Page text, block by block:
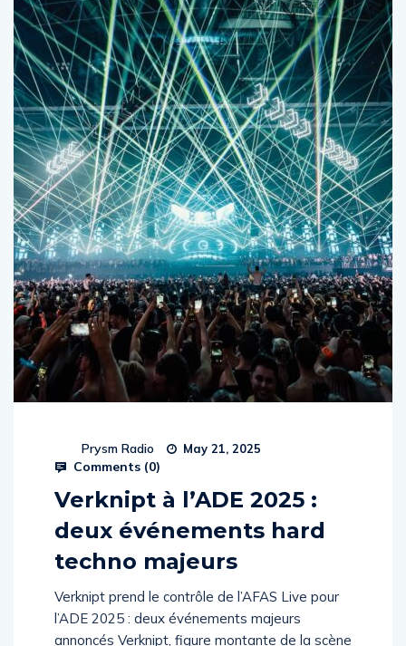
Prysm Radio May 21, 2025
Comments (0)
Verknipt à l’ADE 2025 :
deux événements hard
techno majeurs
Verknipt prend le contrôle de l’AFAS Live pour
l’ADE 2025 : deux événements majeurs
annoncés Verknipt, figure montante de la scène